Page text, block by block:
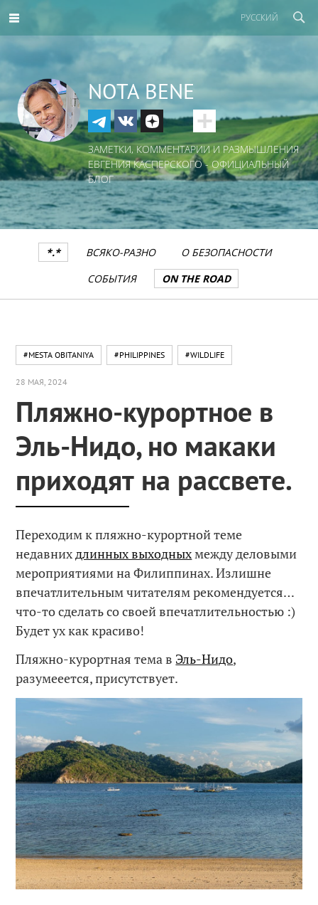
РУССКИЙ
NOTA BENE
ЗАМЕТКИ, КОММЕНТАРИИ И РАЗМЫШЛЕНИЯ
ЕВГЕНИЯ КАСПЕРСКОГО - ОФИЦИАЛЬНЫЙ
БЛОГ
*.* ВСЯКО-РАЗНО
О БЕЗОПАСНОСТИ
СОБЫТИЯ
ON THE ROAD
#MESTA OBITANIYA #PHILIPPINES #WILDLIFE
28 МАЯ, 2024
Пляжно-курортное в
Эль-Нидо, но макаки
приходят на рассвете.
Переходим к пляжно-курортной теме
недавнихдлинных выходныхмежду деловыми
мероприятиями на Филиппинах. Излишне
впечатлительным читателям рекомендуется…
что-то сделать со своей впечатлительностью :)
Будет ух как красиво!
Пляжно-курортная тема в Эль-Нидо,
разумееется, присутствует.